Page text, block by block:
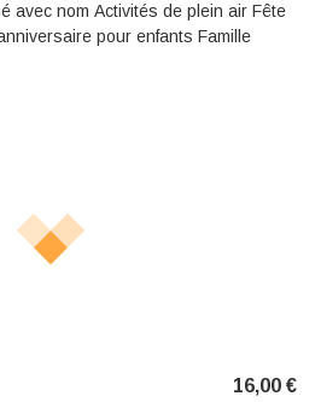
avec nom Activités de plein air Fête
pour enfants Famille
16,00 €